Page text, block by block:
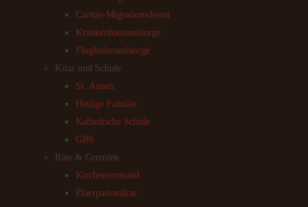
Caritas-Migrationsdienst
Krankenhausseelsorge
Flughafenseelsorge
Kitas und Schule
St. Annen
Heilige Familie
Katholische Schule
GBS
Räte & Gremien
Kirchenvorstand
Pfarrpastoralrat